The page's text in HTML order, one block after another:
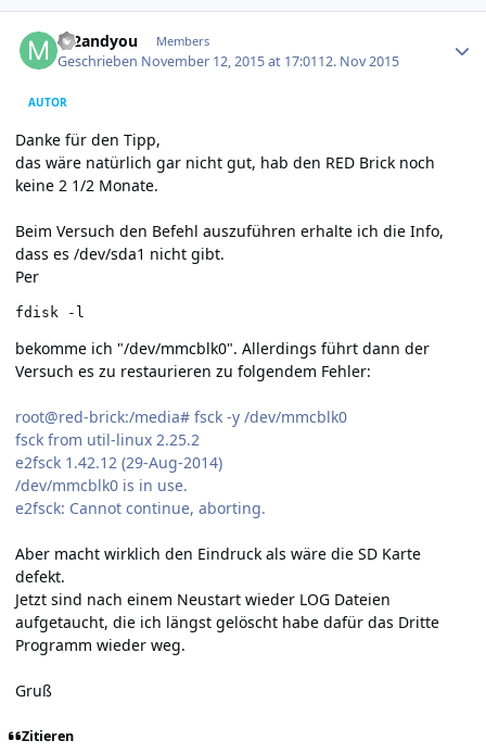
m2andyou Members
Geschrieben November 12, 2015 at 17:0112. Nov 2015
AUTOR
Danke für den Tipp,
das wäre natürlich gar nicht gut, hab den RED Brick noch
keine 2 1/2 Monate.
Beim Versuch den Befehl auszuführen erhalte ich die Info,
dass es /dev/sda1 nicht gibt.
Per
fdisk -l
bekomme ich "/dev/mmcblk0". Allerdings führt dann der
Versuch es zu restaurieren zu folgendem Fehler:
root@red-brick:/media# fsck -y /dev/mmcblk0
fsck from util-linux 2.25.2
e2fsck 1.42.12 (29-Aug-2014)
/dev/mmcblk0 is in use.
e2fsck: Cannot continue, aborting.
Aber macht wirklich den Eindruck als wäre die SD Karte
defekt.
Jetzt sind nach einem Neustart wieder LOG Dateien
aufgetaucht, die ich längst gelöscht habe dafür das Dritte
Programm wieder weg.
Gruß
Zitieren